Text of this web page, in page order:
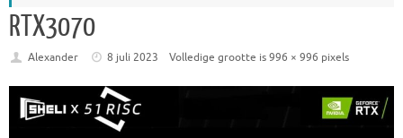
RTX3070
Alexander 8 juli 2023 Volledige grootte is996 × 996 pixels